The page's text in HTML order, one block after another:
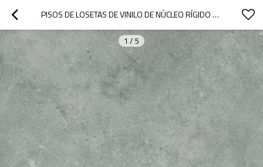
PISOS DE LOSETAS DE VINILO DE NÚCLEO RÍGIDO ASPECTO DE PIEDRA DIMINUTA BAJO MANTENIMIENTO | FABRICANTE DE PISOS COMERCIALES SUPER STABILITY UCT 6014
1 / 5